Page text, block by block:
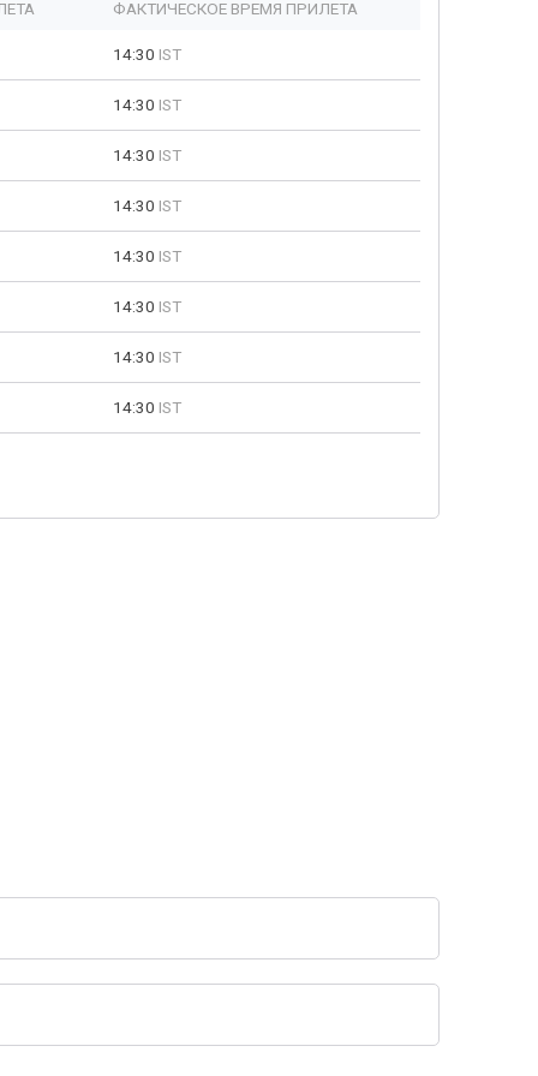
ФАКТИЧЕСКОЕ ВРЕМЯ ПРИЛЕТА
14:30 IST
14:30 IST
14:30 IST
14:30 IST
14:30 IST
14:30 IST
14:30 IST
14:30 IST